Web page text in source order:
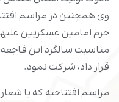
وی همچنین در مراسم
حرم امامین عسکریین
مناسبت سالگرد این فاجعه
قرار داد، شرکت نمود.
مراسم افتتاحیه که با